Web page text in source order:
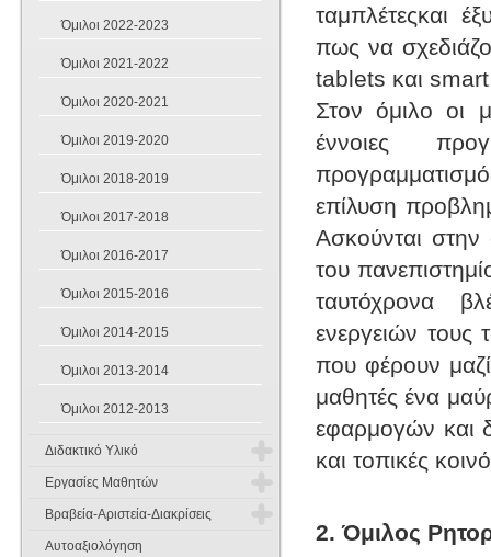
Όμιλοι 2022-2023
Όμιλοι 2021-2022
Όμιλοι 2020-2021
Όμιλοι 2019-2020
Όμιλοι 2018-2019
Όμιλοι 2017-2018
Όμιλοι 2016-2017
Όμιλοι 2015-2016
Όμιλοι 2014-2015
Όμιλοι 2013-2014
Όμιλοι 2012-2013
Διδακτικό Υλικό
Α Γυμνασίου
Εργασίες Μαθητών
Εργασίες Μαθητών 2014-2015
Βραβεία-Αριστεία-Διακρίσεις
Αυτοαξιολόγηση
ταμπλέτεςκαι
πως να
tablets και
Στον όμιλο οι
έννοιες
επίλυση
Ασκούνται
του
ταυτόχρονα
ενεργειών τους
που φέρουν
μαθητές ένα
εφαρμογών και
και τοπικές
2. Όμιλος